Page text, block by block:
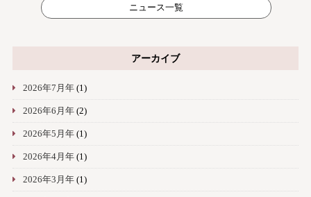
ニュース一覧
アーカイブ
2026年7月年(1)
2026年6月年(2)
2026年5月年(1)
2026年4月年(1)
2026年3月年(1)